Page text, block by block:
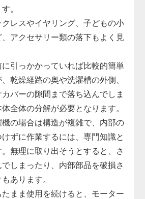
。
レスやイヤリング、子どもの小
アクセサリー類の落下もよく見
引っかかっていれば比較的簡単
乾燥経路の奥や洗濯槽の外側、
バーの隙間まで落ち込んでしま
全体の分解が必要となります。
の場合は構造が複雑で、内部の
ずに作業するには、専門知識と
無理に取り出そうとすると、さ
しまったり、内部部品を破損さ
あります。
たまま使用を続けると、モーター